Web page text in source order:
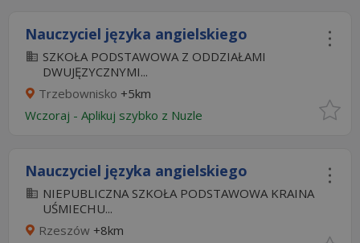
Nauczyciel języka angielskiego
SZKOŁA PODSTAWOWA Z ODDZIAŁAMI
DWUJĘZYCZNYMI...
Trzebownisko +5km
Wczoraj - Aplikuj szybko z Nuzle
Nauczyciel języka angielskiego
NIEPUBLICZNA SZKOŁA PODSTAWOWA KRAINA
UŚMIECHU...
Rzeszów +8km